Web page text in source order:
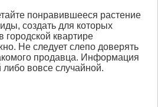
понравившееся растение
создать для которых
квартире
Не следует слепо доверять
продавца. Информация
вовсе случайной.